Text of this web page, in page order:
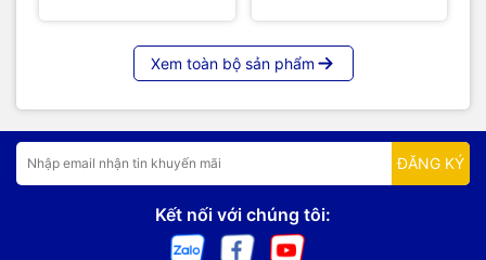
Xem toàn bộ sản phẩm
ĐĂNG KÝ
Kết nối với chúng tôi: